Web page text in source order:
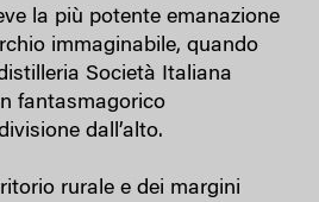
la più potente emanazione
immaginabile, quando
Società Italiana
fantasmagorico
dall’alto.
rurale e dei margini